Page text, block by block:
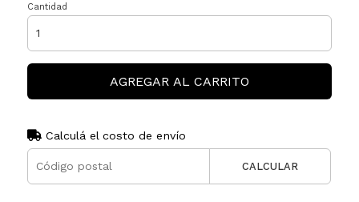
Cantidad
AGREGAR AL CARRITO
Calculá el costo de envío
CALCULAR